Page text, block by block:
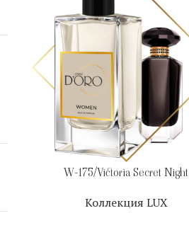
W-175/Victoria Secret Night
Коллекция LUX